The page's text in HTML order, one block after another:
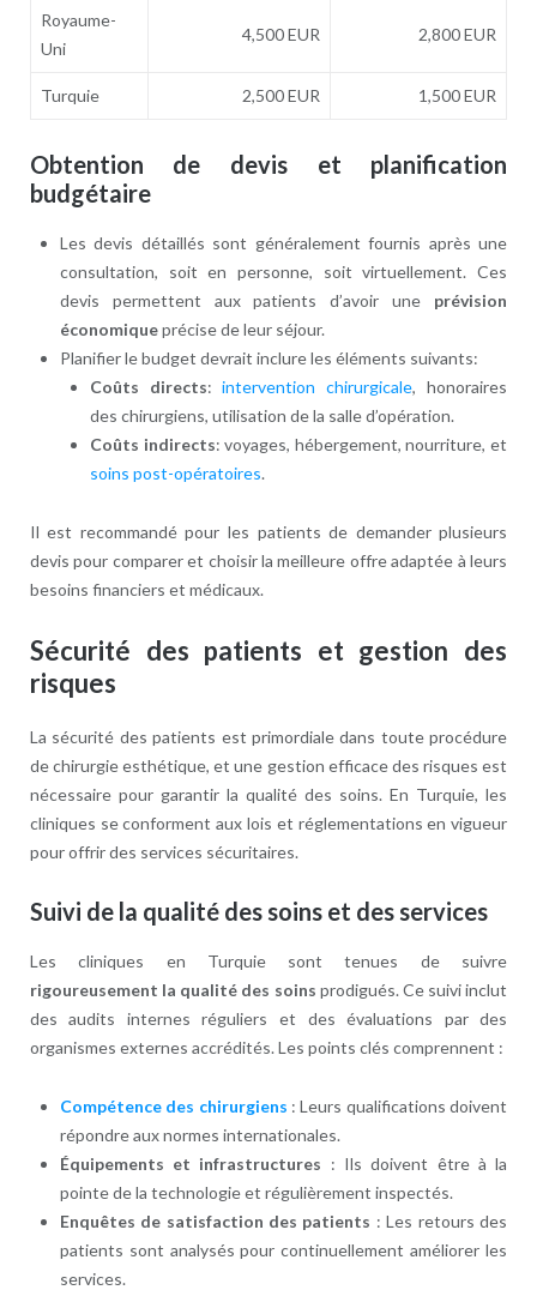
Royaume-
Uni
4,500 EUR 2,800 EUR
Turquie 2,500 EUR 1,500 EUR
Obtention de devis et planification
budgétaire
Les devis détaillés sont généralement fournis après une
consultation, soit en personne, soit virtuellement. Ces
devis permettent aux patients d’avoir une prévision
économiqueprécise de leur séjour.
Planifier le budget devrait inclure les éléments suivants:
Coûts directs:intervention chirurgicale, honoraires
des chirurgiens, utilisation de la salle d’opération.
Coûts indirects: voyages, hébergement, nourriture, et
soins post-opératoires.
Il est recommandé pour les patients de demander plusieurs
devis pour comparer et choisir la meilleure offre adaptée à leurs
besoins financiers et médicaux.
Sécurité des patients et gestion des
risques
La sécurité des patients est primordiale dans toute procédure
de chirurgie esthétique, et une gestion efficace des risques est
nécessaire pour garantir la qualité des soins. En Turquie, les
cliniques se conforment aux lois et réglementations en vigueur
pour offrir des services sécuritaires.
Suivi de la qualité des soins et des services
Les cliniques en Turquie sont tenues de suivre
rigoureusement la qualité des soins prodigués. Ce suivi inclut
des audits internes réguliers et des évaluations par des
organismes externes accrédités. Les points clés comprennent :
Compétence des chirurgiens : Leurs qualifications doivent
répondre aux normes internationales.
Équipements et infrastructures : Ils doivent être à la
pointe de la technologie et régulièrement inspectés.
Enquêtes de satisfaction des patients : Les retours des
patients sont analysés pour continuellement améliorer les
services.